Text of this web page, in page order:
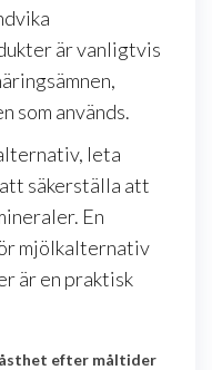
är vanligtvis
som används.
leta
säkerställa att
En
mjölkalternativ
är en praktisk
efter måltider